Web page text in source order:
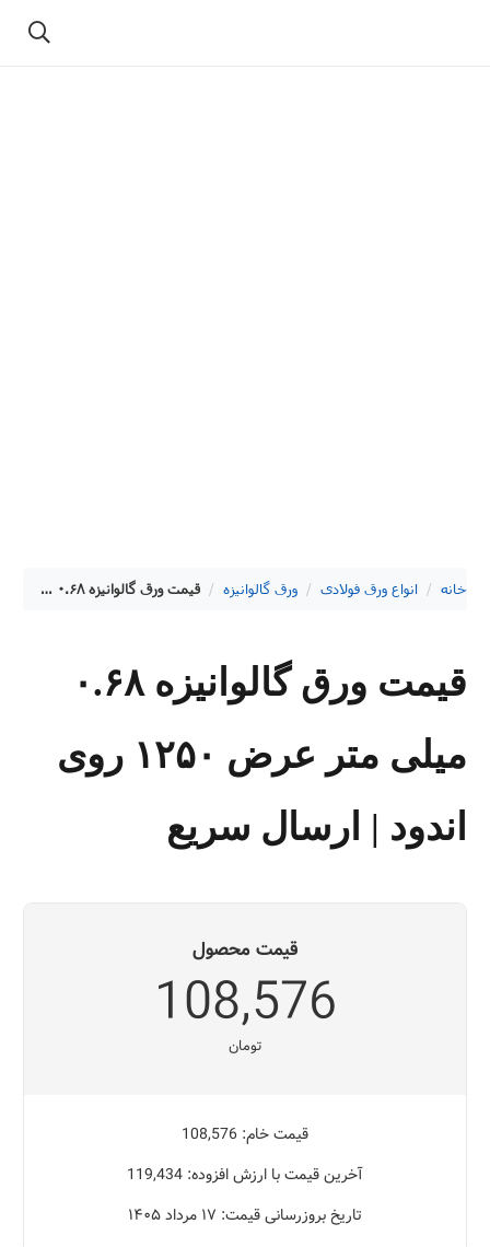
خانه / انواع ورق فولادی / ورق گالوانیزه / قیمت ورق گالوانیزه ۰.۶۸ میلی متر عرض ۱۲۵۰ روی اندود | ارسال سریع
قیمت ورق گالوانیزه ۰.۶۸
میلی متر عرض ۱۲۵۰ روی
اندود | ارسال سریع
قیمت محصول
108,576
تومان
قیمت خام: 108,576
آخرین قیمت با ارزش افزوده: 119,434
تاریخ بروزرسانی قیمت: ۱۷ مرداد ۱۴۰۵